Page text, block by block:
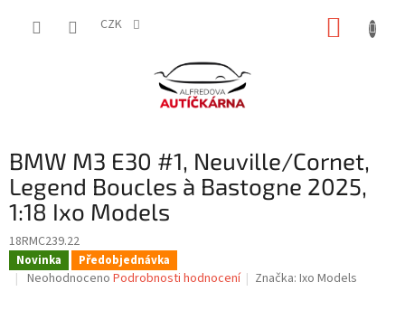
CZK
BMW M3 E30 #1, Neuville/Cornet,
Legend Boucles à Bastogne 2025,
1:18 Ixo Models
18RMC239.22
Novinka Předobjednávka
Průměrné
Neohodnoceno Podrobnosti hodnocení Značka:Ixo Models